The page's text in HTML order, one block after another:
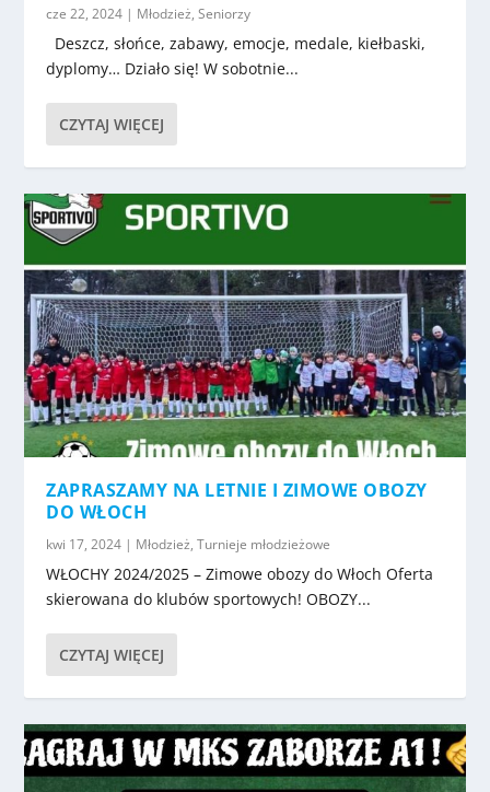
cze 22, 2024 | Młodzież,Seniorzy
Deszcz, słońce, zabawy, emocje, medale, kiełbaski,
dyplomy… Działo się! W sobotnie...
CZYTAJ WIĘCEJ
ZAPRASZAMY NA LETNIE I ZIMOWE OBOZY
DO WŁOCH
kwi 17, 2024 | Młodzież,Turnieje młodzieżowe
WŁOCHY 2024/2025 – Zimowe obozy do Włoch Oferta
skierowana do klubów sportowych! OBOZY...
CZYTAJ WIĘCEJ